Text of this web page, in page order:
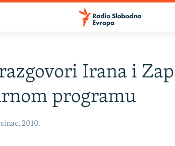
Irana i
programu
2010.